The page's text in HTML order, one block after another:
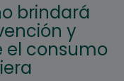
brindará
y
el consumo